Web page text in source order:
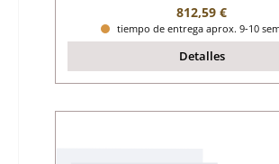
Precio normal:
812,59 €
tiempo de entrega aprox. 9-10
Detalles